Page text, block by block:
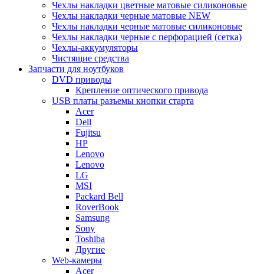
Чехлы накладки цветные матовые силиконовые
Чехлы накладки черные матовые NEW
Чехлы накладки черные матовые силиконовые
Чехлы накладки черные с перфорацией (сетка)
Чехлы-аккумуляторы
Чистящие средства
Запчасти для ноутбуков
DVD приводы
Крепление оптического привода
USB платы разъемы кнопки старта
Acer
Dell
Fujitsu
HP
Lenovo
Lenovo
LG
MSI
Packard Bell
RoverBook
Samsung
Sony
Toshiba
Другие
Web-камеры
Acer